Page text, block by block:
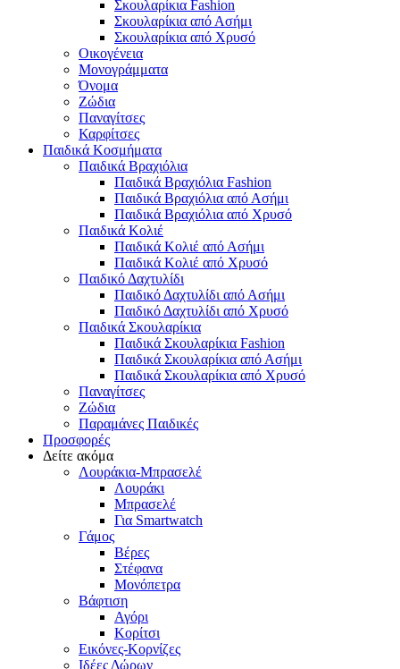
Σκουλαρίκια Fashion
Σκουλαρίκια από Ασήμι
Σκουλαρίκια από Χρυσό
Οικογένεια
Μονογράμματα
Όνομα
Ζώδια
Παναγίτσες
Καρφίτσες
Παιδικά Κοσμήματα
Παιδικά Βραχιόλια
Παιδικά Βραχιόλια Fashion
Παιδικά Βραχιόλια από Ασήμι
Παιδικά Βραχιόλια από Χρυσό
Παιδικά Κολιέ
Παιδικά Κολιέ από Ασήμι
Παιδικά Κολιέ από Χρυσό
Παιδικό Δαχτυλίδι
Παιδικό Δαχτυλίδι από Ασήμι
Παιδικό Δαχτυλίδι από Χρυσό
Παιδικά Σκουλαρίκια
Παιδικά Σκουλαρίκια Fashion
Παιδικά Σκουλαρίκια από Ασήμι
Παιδικά Σκουλαρίκια από Χρυσό
Παναγίτσες
Ζώδια
Παραμάνες Παιδικές
Προσφορές
Δείτε ακόμα
Λουράκια-Μπρασελέ
Λουράκι
Μπρασελέ
Για Smartwatch
Γάμος
Βέρες
Στέφανα
Μονόπετρα
Βάφτιση
Αγόρι
Κορίτσι
Εικόνες-Κορνίζες
Ιδέες Δώρων